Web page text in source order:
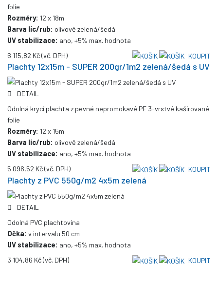
folie
Rozměry: 12 x 18m
Barva líc/rub: olivově zelená/šedá
UV stabilizace: ano, +5% max. hodnota
6 115,82 Kč(vč. DPH) KOUPIT
Plachty 12x15m - SUPER 200gr/1m2 zelená/šedá s UV
DETAIL
Odolná krycí plachta z pevné nepromokavé PE 3-vrstvé kašírované
folie
Rozměry: 12 x 15m
Barva líc/rub: olivově zelená/šedá
UV stabilizace: ano, +5% max. hodnota
5 096,52 Kč(vč. DPH) KOUPIT
Plachty z PVC 550g/m2 4x5m zelená
DETAIL
Odolná PVC plachtovina
Očka: v intervalu 50 cm
UV stabilizace: ano, +5% max. hodnota
3 104,86 Kč(vč. DPH) KOUPIT